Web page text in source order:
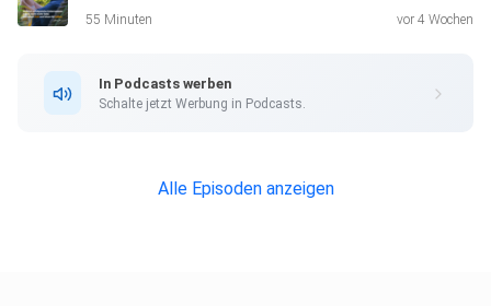
55 Minuten vor 4 Wochen
In Podcasts werben
Schalte jetzt Werbung in Podcasts.
Alle Episoden anzeigen